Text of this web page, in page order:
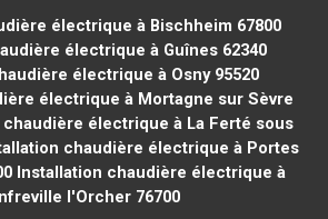
électrique à Bischheim 67800
électrique à Guînes 62340
électrique à Osny 95520
électrique à Mortagne sur Sèvre
électrique à La Ferté sous
chaudière électrique à Portes
Installation chaudière électrique à
l'Orcher 76700